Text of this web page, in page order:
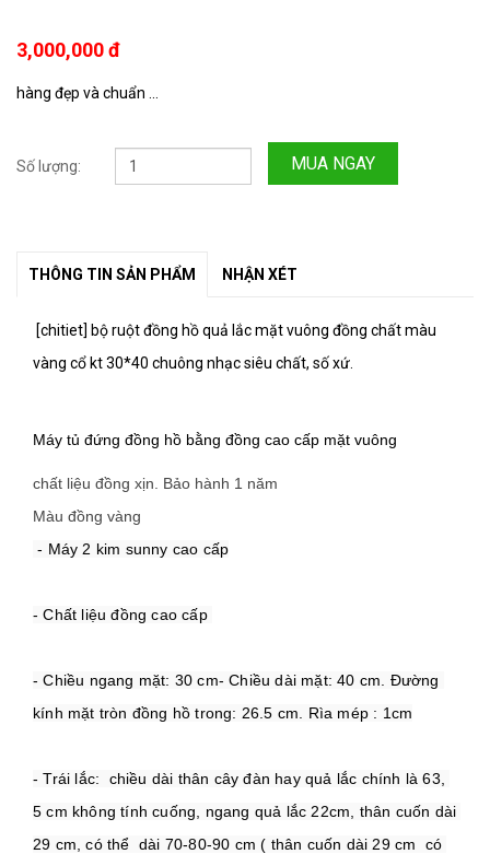
3,000,000 đ
hàng đẹp và chuẩn ...
Số lượng: MUA NGAY
THÔNG TIN SẢN PHẨM NHẬN XÉT
[chitiet] bộ ruột đồng hồ quả lắc mặt vuông đồng chất màu
vàng cổ kt 30*40 chuông nhạc siêu chất, số xứ.
Máy tủ đứng đồng hồ bằng đồng cao cấp mặt vuông
chất liệu đồng xịn. Bảo hành 1 năm
Màu đồng vàng
- Máy 2 kim sunny cao cấp
- Chiều ngang mặt: 30 cm- Chiều dài mặt: 40 cm. Đường
- Trái lắc:  chiều dài thân cây đàn hay quả lắc chính là 63,
5 cm không tính cuống, ngang quả lắc 22cm, thân cuốn dài
29 cm, có thể  dài 70-80-90 cm ( thân cuốn dài 29 cm  có